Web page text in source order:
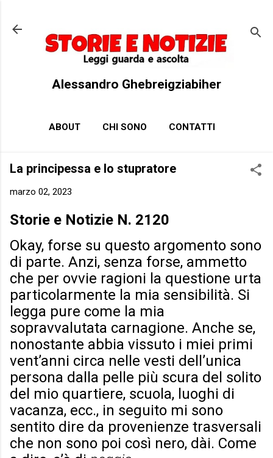
Alessandro Ghebreigziabiher
ABOUT CHI SONO CONTATTI
La principessa e lo stupratore
marzo 02, 2023
Storie e Notizie N. 2120
Okay, forse su questo argomento sono
di parte. Anzi, senza forse, ammetto
che per ovvie ragioni la questione urta
particolarmente la mia sensibilità. Si
legga pure come la mia
sopravvalutata carnagione. Anche se,
nonostante abbia vissuto i miei primi
vent’anni circa nelle vesti dell’unica
persona dalla pelle più scura del solito
del mio quartiere, scuola, luoghi di
vacanza, ecc., in seguito mi sono
sentito dire da provenienze trasversali
che non sono poi così nero, dài. Come